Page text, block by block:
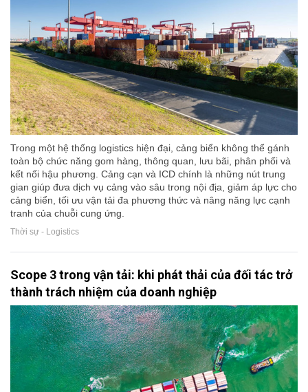
Trong một hệ thống logistics hiện đại, cảng biển không thể gánh
toàn bộ chức năng gom hàng, thông quan, lưu bãi, phân phối và
kết nối hậu phương. Cảng cạn và ICD chính là những nút trung
gian giúp đưa dịch vụ cảng vào sâu trong nội địa, giảm áp lực cho
cảng biển, tối ưu vận tải đa phương thức và nâng năng lực cạnh
tranh của chuỗi cung ứng.
Thời sự - Logistics
Scope 3 trong vận tải: khi phát thải của đối tác trở
thành trách nhiệm của doanh nghiệp